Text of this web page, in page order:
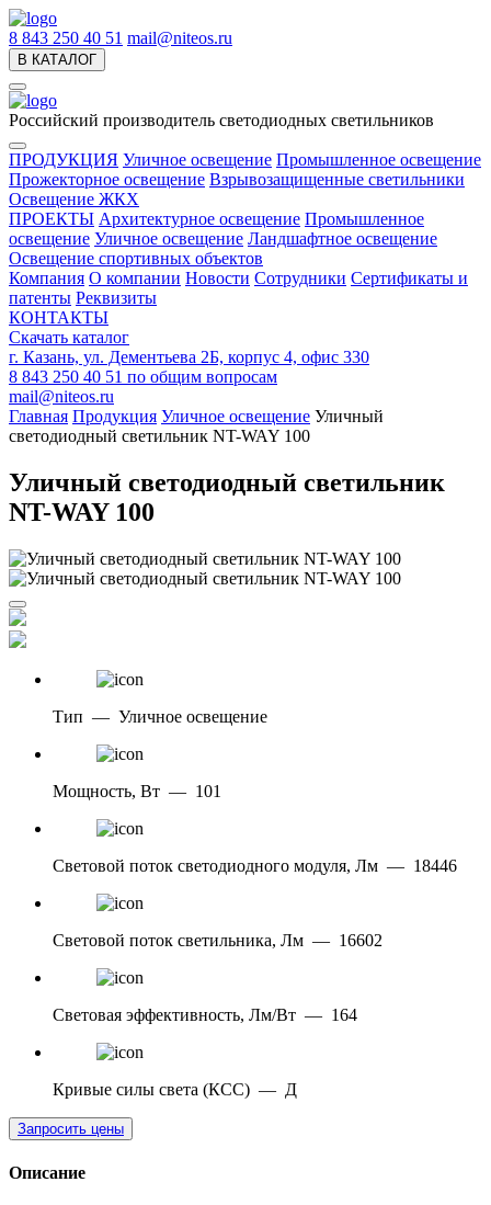
8 843 250 40 51 mail@niteos.ru
В КАТАЛОГ
Российский производитель светодиодных светильников
ПРОДУКЦИЯ Уличное освещение Промышленное освещение
Прожекторное освещение Взрывозащищенные светильники
Освещение ЖКХ
ПРОЕКТЫ Архитектурное освещение Промышленное
освещение Уличное освещение Ландшафтное освещение
Освещение спортивных объектов
Компания О компании Новости Сотрудники Сертификаты и
патенты Реквизиты
КОНТАКТЫ
Скачать каталог
г. Казань, ул. Дементьева 2Б, корпус 4, офис 330
8 843 250 40 51 по общим вопросам
mail@niteos.ru
Главная Продукция Уличное освещение Уличный
светодиодный светильник NT-WAY 100
Уличный светодиодный светильник
NT-WAY 100
Тип — Уличное освещение
Мощность, Вт — 101
Световой поток светодиодного модуля, Лм — 18446
Световой поток светильника, Лм — 16602
Световая эффективность, Лм/Вт — 164
Кривые силы света (КСС) — Д
Запросить цены
Описание